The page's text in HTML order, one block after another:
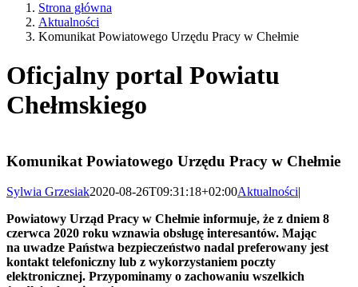
Strona główna
Aktualności
Komunikat Powiatowego Urzędu Pracy w Chełmie
Oficjalny portal Powiatu
Chełmskiego
Komunikat Powiatowego Urzędu Pracy w Chełmie
Sylwia Grzesiak2020-08-26T09:31:18+02:00Aktualności|
Powiatowy Urząd Pracy w Chełmie informuje, że z dniem 8
czerwca 2020 roku wznawia obsługę interesantów. Mając
na uwadze Państwa bezpieczeństwo nadal preferowany jest
kontakt telefoniczny lub z wykorzystaniem poczty
elektronicznej. Przypominamy o zachowaniu wszelkich